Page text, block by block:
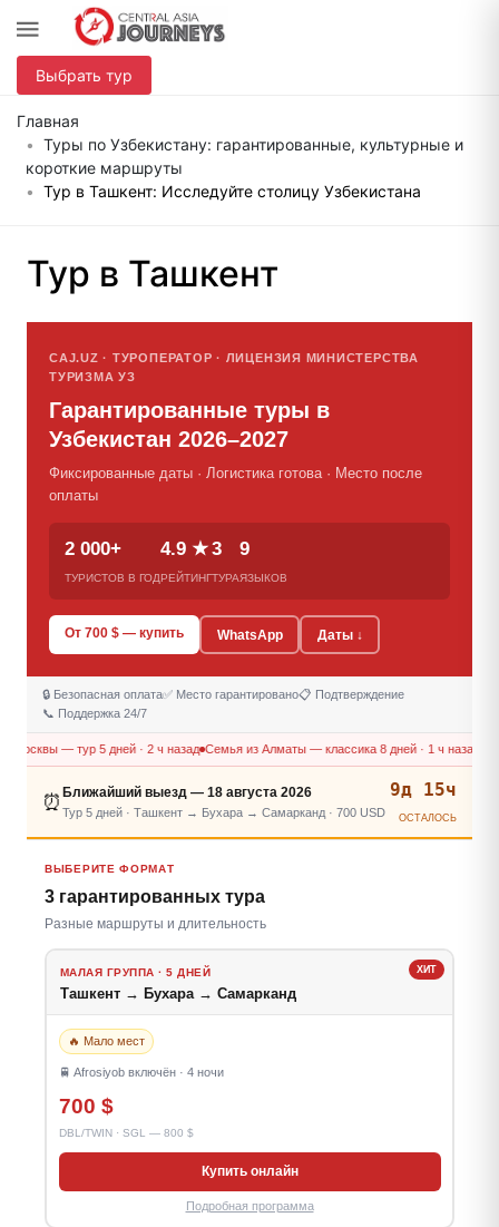
Выбрать тур
Главная
Туры по Узбекистану: гарантированные, культурные и
короткие маршруты
Тур в Ташкент: Исследуйте столицу Узбекистана
Тур в Ташкент
CAJ.UZ · ТУРОПЕРАТОР · ЛИЦЕНЗИЯ МИНИСТЕРСТВА
ТУРИЗМА УЗ
Гарантированные туры в
Узбекистан 2026–2027
Фиксированные даты · Логистика готова · Место после
оплаты
2 000+
ТУРИСТОВ В ГОД
4.9 ★
РЕЙТИНГ
3
ТУРА
9
ЯЗЫКОВ
От 700 $ — купить WhatsApp Даты ↓
🔒 Безопасная оплата✅ Место гарантировано📋 Подтверждение
📞 Поддержка 24/7
Москвы — тур 5 дней · 2 ч назад Семья из Алматы — классика 8 дней · 1 ч назад
⏰ Ближайший выезд — 18 августа 2026
Тур 5 дней · Ташкент → Бухара → Самарканд · 700 USD
9д 15ч
ОСТАЛОСЬ
ВЫБЕРИТЕ ФОРМАТ
3 гарантированных тура
Разные маршруты и длительность
ХИТ
МАЛАЯ ГРУППА · 5 ДНЕЙ
Ташкент → Бухара → Самарканд
🔥 Мало мест
🚆 Afrosiyob включён · 4 ночи
700 $
DBL/TWIN · SGL — 800 $
Купить онлайн
Подробная программа